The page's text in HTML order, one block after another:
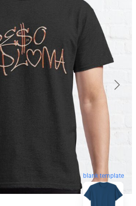
blank template